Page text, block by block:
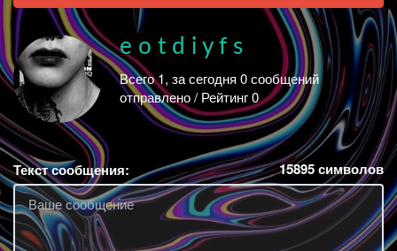
e o t d i y f s
Всего 1, за сегодня 0 сообщений
отправлено / Рейтинг 0
Текст сообщения: 15895символов